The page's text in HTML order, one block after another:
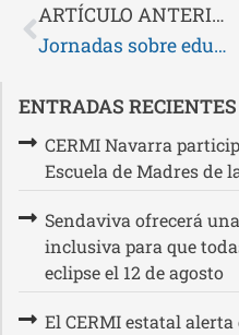
ARTÍCULO ANTERIOR
Jornadas sobre educación inclusiva. Hezkuntza inklusioboaren inguruko jardunaldiak
ENTRADAS RECIENTES
CERMI Navarra
Escuela de Madres de
Sendaviva ofrecerá
inclusiva para que
eclipse el 12 de agosto
El CERMI estatal